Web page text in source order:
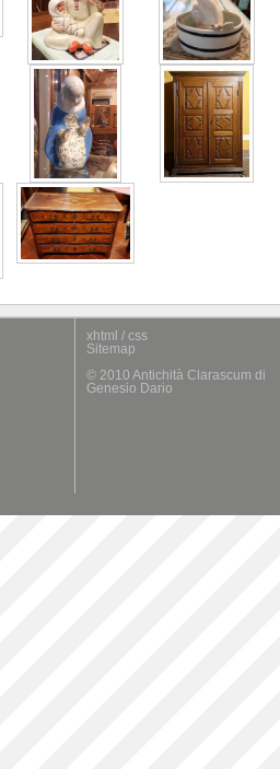
xhtml / css
Sitemap
© 2010 Antichità Clarascum di
Genesio Dario